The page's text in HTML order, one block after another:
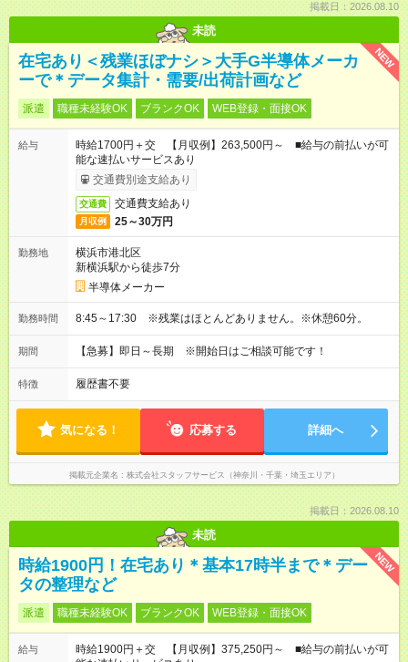
掲載日：2026.08.10
未読
NEW
在宅あり＜残業ほぼナシ＞大手G半導体メーカ
ーで＊データ集計・需要/出荷計画など
派遣 職種未経験OK ブランクOK WEB登録・面接OK
給与
時給1700円＋交 【月収例】263,500円～ ■給与の前払いが可
能な速払いサービスあり
交通費別途支給あり
交通費 交通費支給あり
月収例 25～30万円
勤務地
横浜市港北区
新横浜駅から徒歩7分
半導体メーカー
勤務時間 8:45～17:30 ※残業はほとんどありません。※休憩60分。
期間 【急募】即日～長期 ※開始日はご相談可能です！
特徴 履歴書不要
気になる！ 応募する 詳細へ
掲載元企業名 株式会社スタッフサービス（神奈川・千葉・埼玉エリア）
掲載日：2026.08.10
未読
NEW
時給1900円！在宅あり＊基本17時半まで＊デー
タの整理など
派遣 職種未経験OK ブランクOK WEB登録・面接OK
給与
時給1900円＋交 【月収例】375,250円～ ■給与の前払いが可